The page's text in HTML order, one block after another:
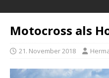
Motocross als
21. November 2018